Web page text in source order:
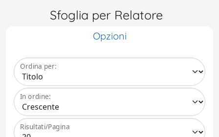
Sfoglia per Relatore
Opzioni
Ordina per:
In ordine:
Risultati/Pagina